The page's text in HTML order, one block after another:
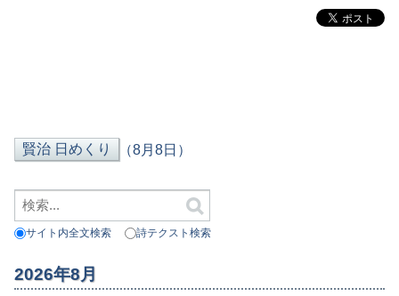
（8月8日）
サイト内全文検索 詩テクスト検索
2026年8月